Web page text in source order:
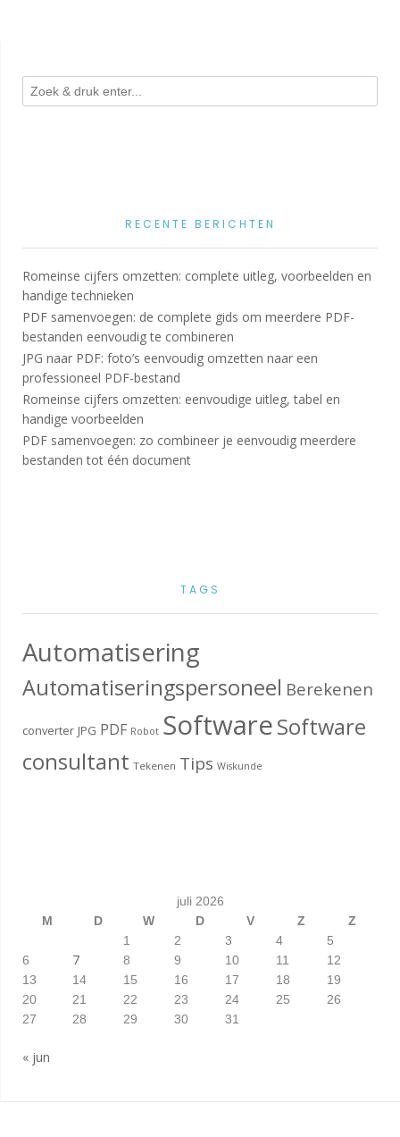
RECENTE BERICHTEN
Romeinse cijfers omzetten: complete uitleg, voorbeelden en
handige technieken
PDF samenvoegen: de complete gids om meerdere PDF-
bestanden eenvoudig te combineren
JPG naar PDF: foto’s eenvoudig omzetten naar een
professioneel PDF-bestand
Romeinse cijfers omzetten: eenvoudige uitleg, tabel en
handige voorbeelden
PDF samenvoegen: zo combineer je eenvoudig meerdere
bestanden tot één document
TAGS
Automatisering
Automatiseringspersoneel Berekenen
converter JPG PDF Robot SoftwareSoftware
consultant Tekenen Tips Wiskunde
juli 2026
M
D W D V Z
Z
1
2 3 4
5
6
7 8 9 10 11
12
13
14 15 16 17 18
19
20
21 22 23 24 25
26
27
28 29 30 31
« jun